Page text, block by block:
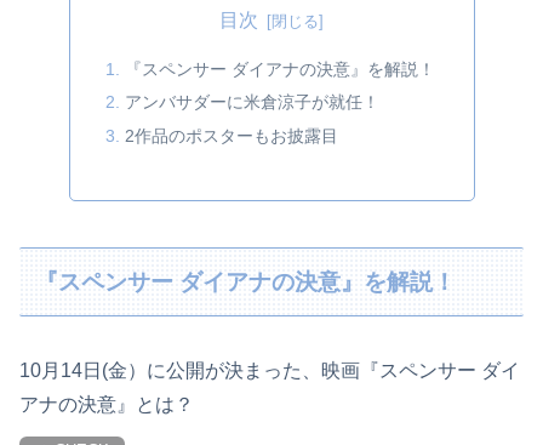
目次
『スペンサー ダイアナの決意』を解説！
アンバサダーに米倉涼子が就任！
2作品のポスターもお披露目
『スペンサー ダイアナの決意』を解説！
10月14日(金）に公開が決まった、映画『スペンサー ダイ
アナの決意』とは？